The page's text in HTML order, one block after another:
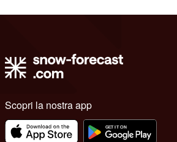
Scopri la nostra app